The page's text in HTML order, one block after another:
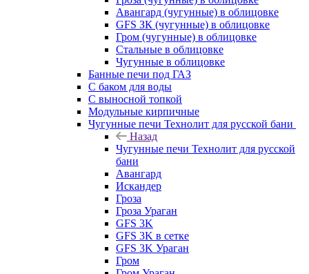
Авангард (чугунные) в облицовке
GFS ЗК (чугунные) в облицовке
Гром (чугунные) в облицовке
Стальные в облицовке
Чугунные в облицовке
Банные печи под ГАЗ
С баком для воды
С выносной топкой
Модульные кирпичные
Чугунные печи Технолит для русской бани
Назад
Чугунные печи Технолит для русской
бани
Авангард
Искандер
Гроза
Гроза Ураган
GFS 3K
GFS 3K в сетке
GFS 3K Ураган
Гром